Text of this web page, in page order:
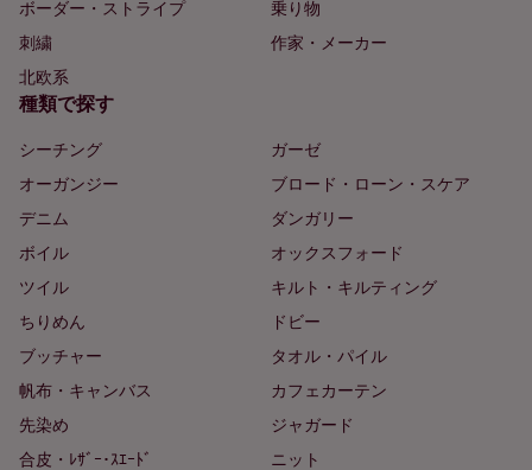
ボーダー・ストライプ
乗り物
刺繍
作家・メーカー
北欧系
種類で探す
シーチング
ガーゼ
オーガンジー
ブロード・ローン・スケア
デニム
ダンガリー
ボイル
オックスフォード
ツイル
キルト・キルティング
ちりめん
ドビー
ブッチャー
タオル・パイル
帆布・キャンバス
カフェカーテン
先染め
ジャガード
合皮・ﾚｻﾞｰ･ｽｴｰﾄﾞ
ニット